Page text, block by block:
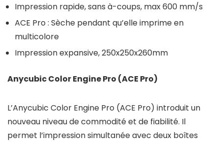
Impression rapide, sans à-coups, max 600 mm/s
ACE Pro : Sèche pendant qu’elle imprime en
multicolore
Impression expansive, 250x250x260mm
Anycubic Color Engine Pro (ACE Pro)
L’Anycubic Color Engine Pro (ACE Pro) introduit un
nouveau niveau de commodité et de fiabilité. Il
permet l’impression simultanée avec deux boîtes